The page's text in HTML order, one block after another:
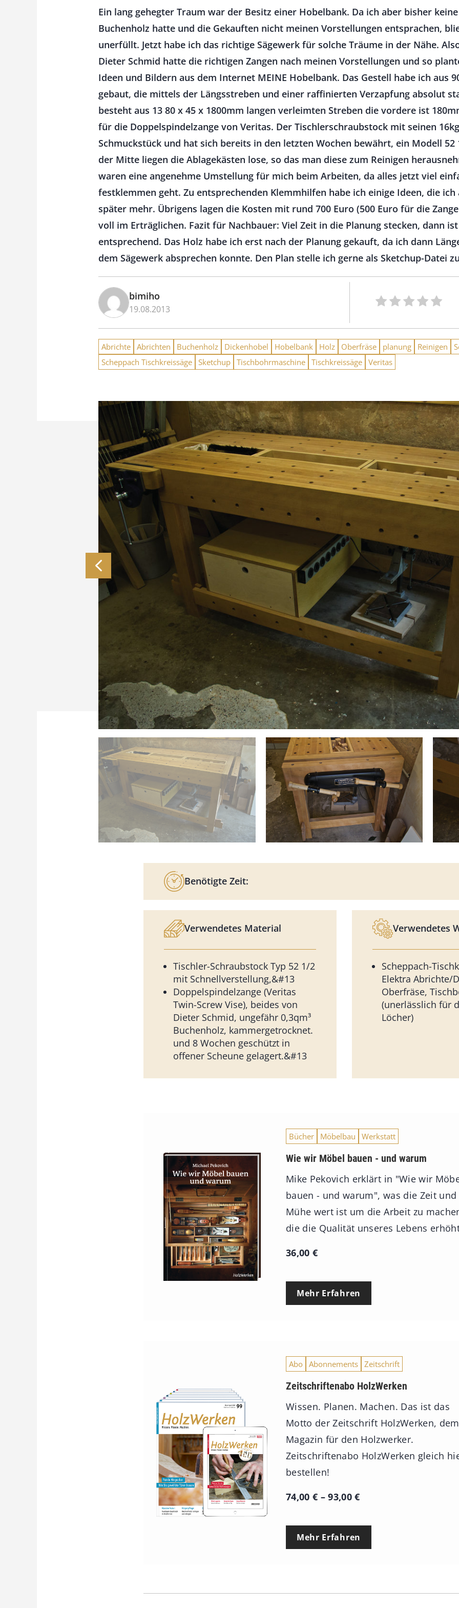
Ein lang gehegter Traum war der Besitz einer Hobelbank. Da ich aber bisher
Buchenholz hatte und die Gekauften nicht meinen Vorstellungen entsprachen,
unerfüllt. Jetzt habe ich das richtige Sägewerk für solche Träume in der Nähe.
Dieter Schmid hatte die richtigen Zangen nach meinen Vorstellungen und so
Ideen und Bildern aus dem Internet MEINE Hobelbank. Das Gestell habe ich aus
gebaut, die mittels der Längsstreben und einer raffinierten Verzapfung absolut
besteht aus 13 80 x 45 x 1800mm langen verleimten Streben die vordere ist
für die Doppelspindelzange von Veritas. Der Tischlerschraubstock mit seinen
Schmuckstück und hat sich bereits in den letzten Wochen bewährt, ein Modell
der Mitte liegen die Ablagekästen lose, so das man diese zum Reinigen
waren eine angenehme Umstellung für mich beim Arbeiten, da alles jetzt viel
festklemmen geht. Zu entsprechenden Klemmhilfen habe ich einige Ideen, die
später mehr. Übrigens lagen die Kosten mit rund 700 Euro (500 Euro für die
voll im Erträglichen. Fazit für Nachbauer: Viel Zeit in die Planung stecken, dann
entsprechend. Das Holz habe ich erst nach der Planung gekauft, da ich dann
dem Sägewerk absprechen konnte. Den Plan stelle ich gerne als Sketchup-Datei
bimiho
19.08.2013
Abrichte Abrichten Buchenholz Dickenhobel Hobelbank Holz Oberfräse planung Reinigen
Scheppach Tischkreissäge Sketchup Tischbohrmaschine Tischkreissäge Veritas
Benötigte Zeit:
Verwendetes Material
Tischler-Schraubstock Typ 52 1/2
mit Schnellverstellung,&#13
Doppelspindelzange (Veritas
Twin-Screw Vise), beides von
Dieter Schmid, ungefähr 0,3qm³
Buchenholz, kammergetrocknet.
und 8 Wochen geschützt in
offener Scheune gelagert.&#13
Verwendetes
Scheppach-
Elektra Abrichte/
Oberfräse,
(unerlässlich für
Löcher)
Bücher Möbelbau Werkstatt
Wie wir Möbel bauen - und warum
Mike Pekovich erklärt in "Wie wir
bauen - und warum", was die Zeit und
Mühe wert ist um die Arbeit zu
die die Qualität unseres Lebens
36,00 €
Mehr Erfahren
Abo Abonnements Zeitschrift
Zeitschriftenabo HolzWerken
Wissen. Planen. Machen. Das ist das
Motto der Zeitschrift HolzWerken, dem
Magazin für den Holzwerker.
Zeitschriftenabo HolzWerken gleich
bestellen!
74,00 € –93,00€P
e
p
Mehr Erfahren